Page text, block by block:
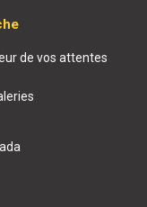
de vos attentes